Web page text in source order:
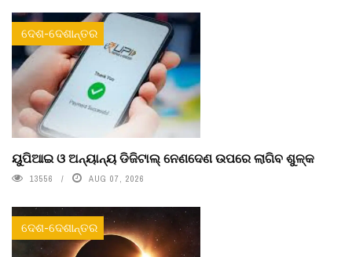
ଦେଶ-ଦେଶାନ୍ତର
ୟୁପିଆଇ ଓ ଅନ୍ୟାନ୍ୟ ଡିଜିଟାଲ୍ ନେଣଦେଣ ଉପରେ ଲାଗିବ ଶୁଳ୍କ
13556 AUG 07, 2026
ଦେଶ-ଦେଶାନ୍ତର